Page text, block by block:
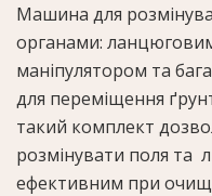
Машина для
органами:
маніпулятором та
для переміщення
такий комплект
розмінувати поля та
ефективним при